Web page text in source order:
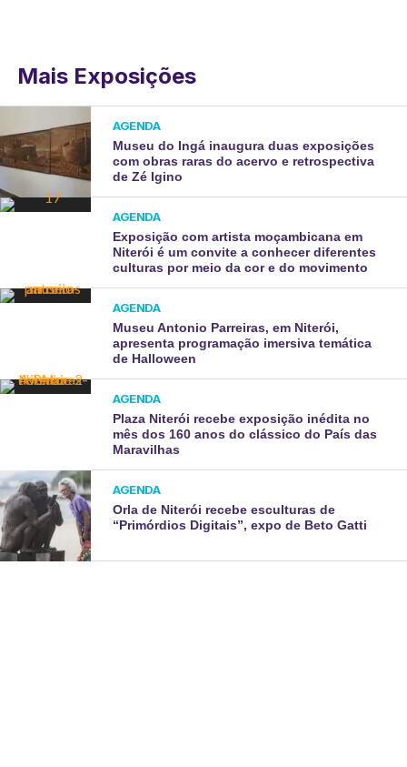
Mais Exposições
AGENDA
Museu do Ingá inaugura duas exposições
com obras raras do acervo e retrospectiva
de Zé Igino
AGENDA
Exposição com artista moçambicana em
Niterói é um convite a conhecer diferentes
culturas por meio da cor e do movimento
AGENDA
Museu Antonio Parreiras, em Niterói,
apresenta programação imersiva temática
de Halloween
AGENDA
Plaza Niterói recebe exposição inédita no
mês dos 160 anos do clássico do País das
Maravilhas
AGENDA
Orla de Niterói recebe esculturas de
“Primórdios Digitais”, expo de Beto Gatti